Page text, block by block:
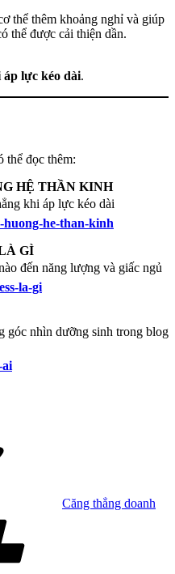
thể thêm khoảng nghỉ và giúp
thể được cải thiện dần.
lực kéo dài.
thể đọc thêm:
HỆ THẦN KINH
khi áp lực kéo dài
huong-he-than-kinh
GÌ
đến năng lượng và giấc ngủ
la-gi
nhìn dưỡng sinh trong blog
ai
Căng thẳng doanh